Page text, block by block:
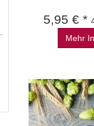
5,95 € *
Mehr